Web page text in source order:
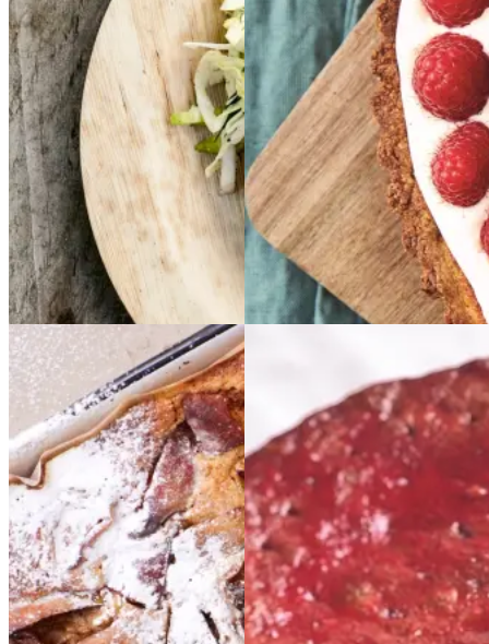
Gem opskrift
Aftensmad
Forårsmad
Sommermad
Dansk mad
Gem opskrift
Glutenfri
ÆblekageÆblekage BygkageBygkage
medmed
ribssirupribssirup